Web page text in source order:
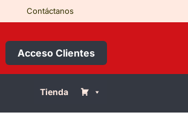
Contáctanos
Acceso Clientes
Tienda